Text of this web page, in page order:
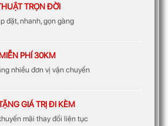
TRỌN ĐỜI
đặt, nhanh, gọn gàng
PHÍ 30KM
nhiều đơn vị vận chuyển
GIÁ TRỊ ĐI KÈM
mãi thay đổi liên tục